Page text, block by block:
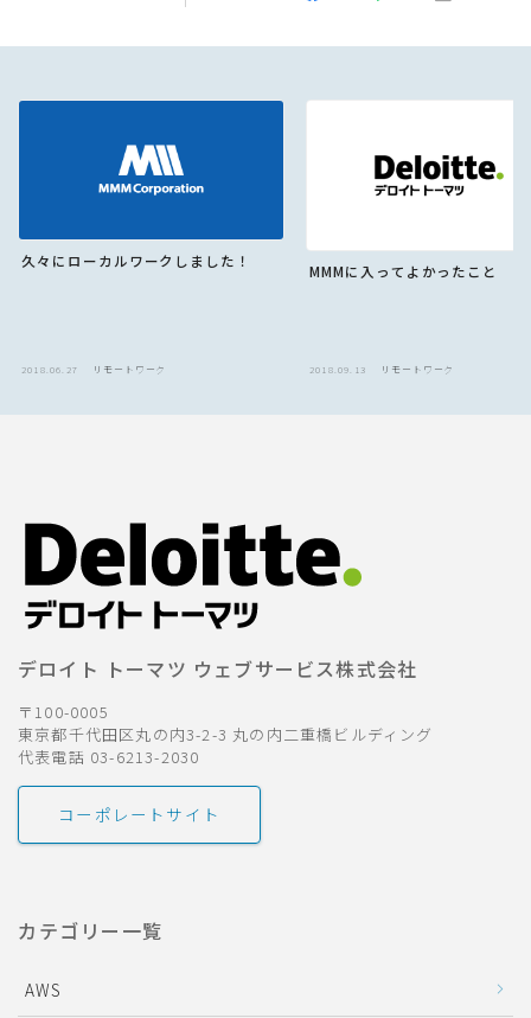
久々にローカルワークしました！
2018.06.27 リモートワーク
MMMに入ってよかったこと
2018.09.13 リモートワーク
デロイト トーマツ ウェブサービス株式会社
〒100-0005
東京都千代田区丸の内3-2-3 丸の内二重橋ビルディング
代表電話 03-6213-2030
コーポレートサイト
カテゴリー一覧
AWS